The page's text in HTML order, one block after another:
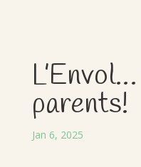
parents!
Jan 6, 2025